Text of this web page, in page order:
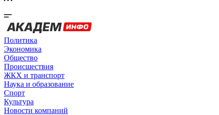
Политика
Экономика
Общество
Происшествия
ЖКХ и транспорт
Наука и образование
Спорт
Культура
Новости компаний